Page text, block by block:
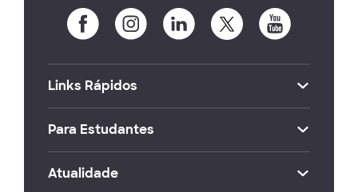
Links Rápidos
Para Estudantes
Atualidade